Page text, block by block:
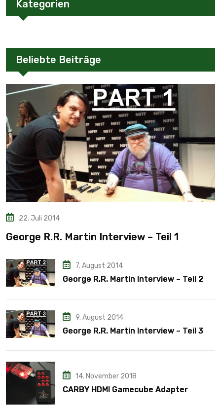
Kategorien
Beliebte Beiträge
22. Juli 2014
George R.R. Martin Interview – Teil 1
7. August 2014
George R.R. Martin Interview – Teil 2
9. August 2014
George R.R. Martin Interview – Teil 3
14. November 2018
CARBY HDMI Gamecube Adapter